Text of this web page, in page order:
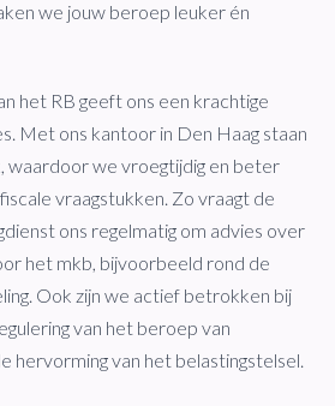
we jouw beroep leuker én
het RB geeft ons een krachtige
Met ons kantoor in Den Haag staan
waardoor we vroegtijdig en beter
vraagstukken. Zo vraagt de
ons regelmatig om advies over
het mkb, bijvoorbeeld rond de
Ook zijn we actief betrokken bij
van het beroep van
hervorming van het belastingstelsel.